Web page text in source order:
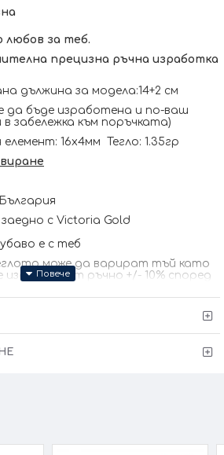
любов за теб.
прецизна ръчна изработка
дължина за модела:14+2 см
да бъде изработена и по-ваш
забележка към поръчката)
16х4мм Тегло: 1.35гр
с Victoria Gold
е с теб
може да варират тъй като
ръчно +/- 10% според
всички характеристики и